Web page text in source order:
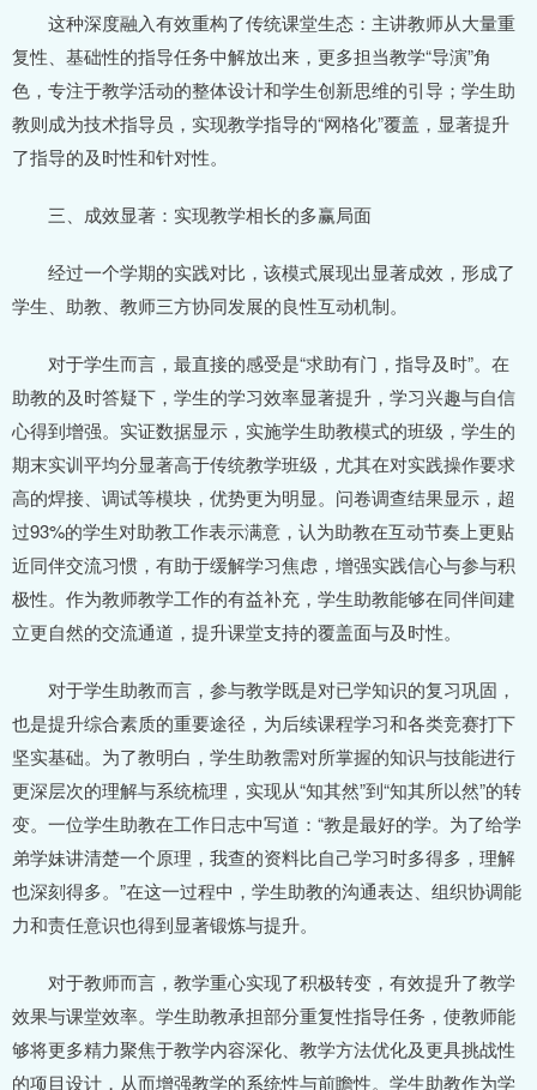
这种深度融入有效重构了传统课堂生态：主讲教师从大量重
复性、基础性的指导任务中解放出来，更多担当教学“导演”角
色，专注于教学活动的整体设计和学生创新思维的引导；学生助
教则成为技术指导员，实现教学指导的“网格化”覆盖，显著提升
了指导的及时性和针对性。
三、成效显著：实现教学相长的多赢局面
经过一个学期的实践对比，该模式展现出显著成效，形成了
学生、助教、教师三方协同发展的良性互动机制。
对于学生而言，最直接的感受是“求助有门，指导及时”。在
助教的及时答疑下，学生的学习效率显著提升，学习兴趣与自信
心得到增强。实证数据显示，实施学生助教模式的班级，学生的
期末实训平均分显著高于传统教学班级，尤其在对实践操作要求
高的焊接、调试等模块，优势更为明显。问卷调查结果显示，超
过93%的学生对助教工作表示满意，认为助教在互动节奏上更贴
近同伴交流习惯，有助于缓解学习焦虑，增强实践信心与参与积
极性。作为教师教学工作的有益补充，学生助教能够在同伴间建
立更自然的交流通道，提升课堂支持的覆盖面与及时性。
对于学生助教而言，参与教学既是对已学知识的复习巩固，
也是提升综合素质的重要途径，为后续课程学习和各类竞赛打下
坚实基础。为了教明白，学生助教需对所掌握的知识与技能进行
更深层次的理解与系统梳理，实现从“知其然”到“知其所以然”的转
变。一位学生助教在工作日志中写道：“教是最好的学。为了给学
弟学妹讲清楚一个原理，我查的资料比自己学习时多得多，理解
也深刻得多。”在这一过程中，学生助教的沟通表达、组织协调能
力和责任意识也得到显著锻炼与提升。
对于教师而言，教学重心实现了积极转变，有效提升了教学
效果与课堂效率。学生助教承担部分重复性指导任务，使教师能
够将更多精力聚焦于教学内容深化、教学方法优化及更具挑战性
的项目设计，从而增强教学的系统性与前瞻性。学生助教作为学